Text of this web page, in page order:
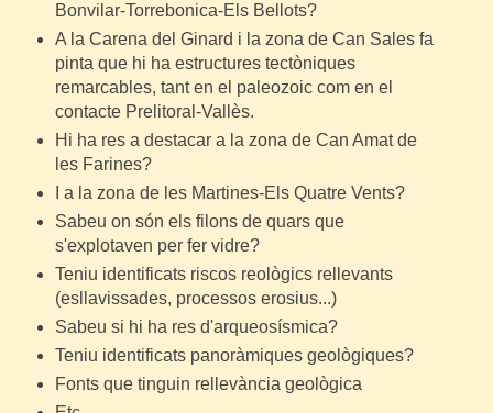
Bonvilar-Torrebonica-Els Bellots?
A la Carena del Ginard i la zona de Can Sales fa
pinta que hi ha estructures tectòniques
remarcables, tant en el paleozoic com en el
contacte Prelitoral-Vallès.
Hi ha res a destacar a la zona de Can Amat de
les Farines?
I a la zona de les Martines-Els Quatre Vents?
Sabeu on són els filons de quars que
s'explotaven per fer vidre?
Teniu identificats riscos reològics rellevants
(esllavissades, processos erosius...)
Sabeu si hi ha res d'arqueosísmica?
Teniu identificats panoràmiques geològiques?
Fonts que tinguin rellevància geològica